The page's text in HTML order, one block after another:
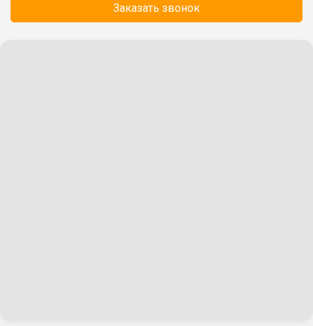
Заказать звонок